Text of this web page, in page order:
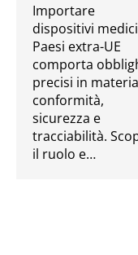
Importare
dispositivi
Paesi extra-UE
comporta
precisi in
conformità,
sicurezza e
tracciabilità.
il ruolo e…